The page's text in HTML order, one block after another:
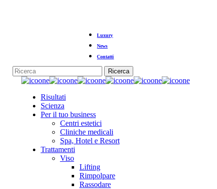
Luxury
News
Contatti
Ricerca
Chiudi
Menu
Risultati
Scienza
Per il tuo business
Centri estetici
Cliniche medicali
Spa, Hotel e Resort
Trattamenti
Viso
Lifting
Rimpolpare
Rassodare